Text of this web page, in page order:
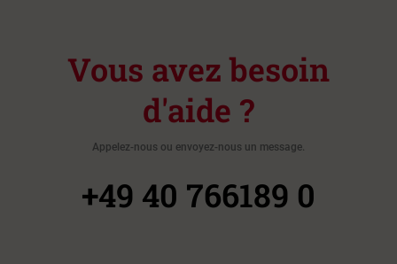
Vous avez besoin
d'aide ?
Appelez-nous ou envoyez-nous un message.
+49 40 766189 0